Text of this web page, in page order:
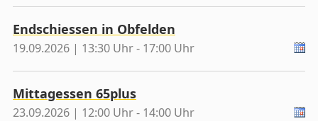
Endschiessen in Obfelden
19.09.2026 | 13:30 Uhr - 17:00 Uhr
Mittagessen 65plus
23.09.2026 | 12:00 Uhr - 14:00 Uhr